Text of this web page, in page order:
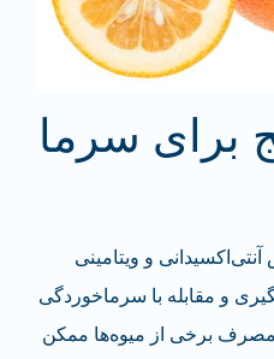
برای سرما
و ویتامینی
و مقابله با سرماخوردگی
مصرف برخی از میوه‌ها ممکن